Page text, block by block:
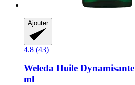
Ajouter
4.8 (43)
Weleda Huile
ml